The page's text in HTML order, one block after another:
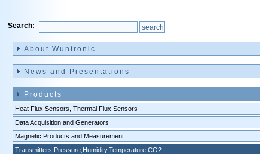
Search:
navigation
About Wuntronic
News and Presentations
Products
Heat Flux Sensors, Thermal Flux Sensors
Data Acquisition and Generators
Magnetic Products and Measurement
Transmitters Pressure,Humidity,Temperature,CO2